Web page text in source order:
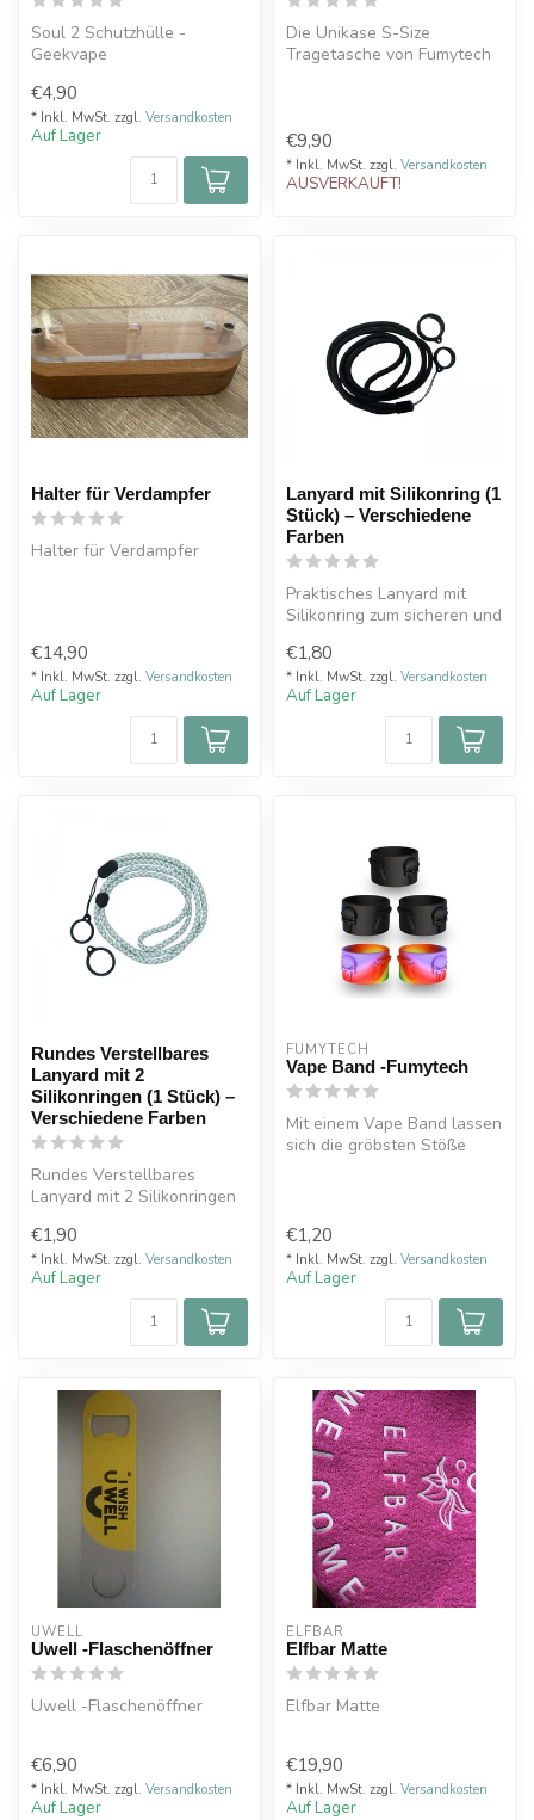
Soul 2 Schutzhülle -
Geekvape
€4,90
* Inkl. MwSt. zzgl. Versandkosten
Auf Lager
Die Unikase S-Size
Tragetasche von Fumytech
€9,90
* Inkl. MwSt. zzgl. Versandkosten
AUSVERKAUFT!
Halter für Verdampfer
Halter für Verdampfer
€14,90
* Inkl. MwSt. zzgl. Versandkosten
Auf Lager
Lanyard mit Silikonring (1
Stück) – Verschiedene
Farben
Praktisches Lanyard mit
Silikonring zum sicheren und
Puffs, ...
€1,80
* Inkl. MwSt. zzgl. Versandkosten
Auf Lager
Rundes Verstellbares
Lanyard mit 2
Silikonringen (1 Stück) –
Verschiedene Farben
Rundes Verstellbares
Lanyard mit 2 Silikonringen
Farben
€1,90
* Inkl. MwSt. zzgl. Versandkosten
Auf Lager
FUMYTECH
Vape Band -Fumytech
Mit einem Vape Band lassen
sich die gröbsten Stöße
€1,20
* Inkl. MwSt. zzgl. Versandkosten
Auf Lager
UWELL
Uwell -Flaschenöffner
Uwell -Flaschenöffner
€6,90
* Inkl. MwSt. zzgl. Versandkosten
Auf Lager
ELFBAR
Elfbar Matte
Elfbar Matte
€19,90
* Inkl. MwSt. zzgl. Versandkosten
Auf Lager